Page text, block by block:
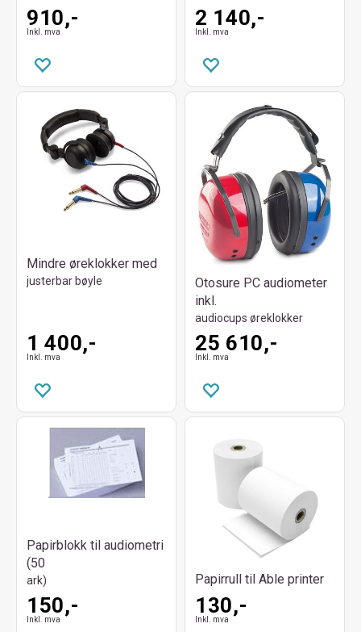
910,-
Inkl. mva
2 140,-
Inkl. mva
Mindre øreklokker med
justerbar bøyle
1 400,-
Inkl. mva
Otosure PC audiometer
inkl.
audiocups øreklokker
25 610,-
Inkl. mva
Papirblokk til audiometri
(50
ark)
150,-
Inkl. mva
Papirrull til Able printer
130,-
Inkl. mva